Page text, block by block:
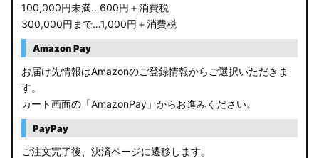
100,000円未満…600円＋消費税
300,000円まで…1,000円＋消費税
Amazon Pay
お届け先情報はAmazonのご登録情報からご選択いただきま
す。
カート画面の「AmazonPay」からお進みください。
PayPay
ご注文完了後、決済ページに遷移します。